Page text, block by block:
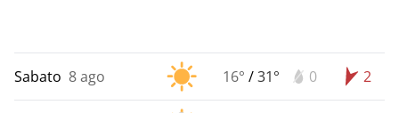
Sabato 8 ago 16° /31° 0 2